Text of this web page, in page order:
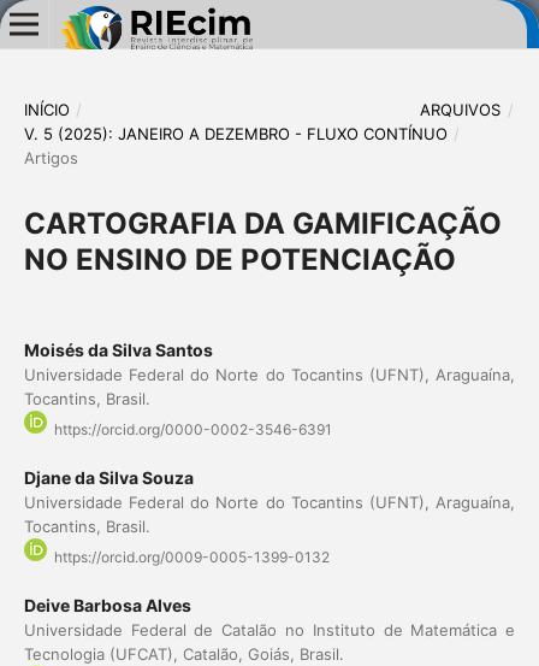
INÍCIO / ARQUIVOS /
V. 5 (2025): JANEIRO A DEZEMBRO - FLUXO CONTÍNUO /
Artigos
CARTOGRAFIA DA GAMIFICAÇÃO
NO ENSINO DE POTENCIAÇÃO
Moisés da Silva Santos
Universidade Federal do Norte do Tocantins (UFNT), Araguaína,
Tocantins, Brasil.
https://orcid.org/0000-0002-3546-6391
Djane da Silva Souza
Universidade Federal do Norte do Tocantins (UFNT), Araguaína,
Tocantins, Brasil.
https://orcid.org/0009-0005-1399-0132
Deive Barbosa Alves
Universidade Federal de Catalão no Instituto de Matemática e
Tecnologia (UFCAT), Catalão, Goiás, Brasil.